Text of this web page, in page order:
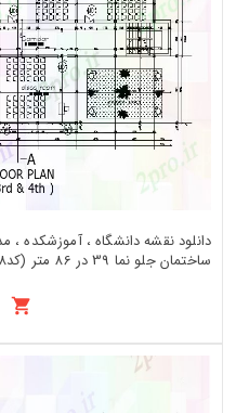
دانلود نقشه دانشگاه ، آموزشکده
ساختمان جلو نما 39 در 86 متر (کد167418)